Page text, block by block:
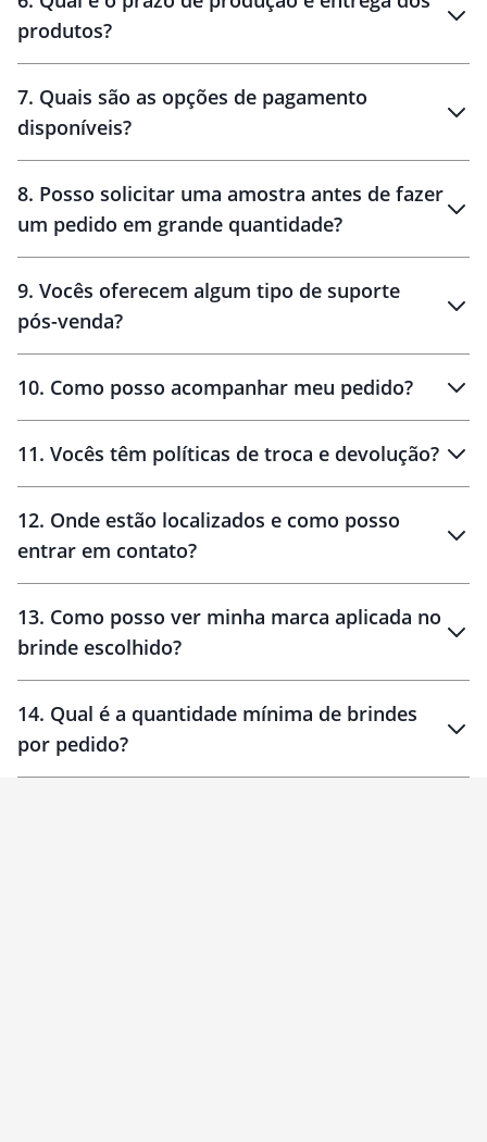
produtos?
10 dias
brinde
48 horas
7. Quais são as opções de pagamento
disponíveis?
8. Posso solicitar uma amostra antes de fazer
um pedido em grande quantidade?
amostras
9. Vocês oferecem algum tipo de suporte
pós-venda?
10. Como posso acompanhar meu pedido?
11. Vocês têm políticas de troca e devolução?
30 dias
12. Onde estão localizados e como posso
entrar em contato?
13. Como posso ver minha marca aplicada no
brinde escolhido?
14. Qual é a quantidade mínima de brindes
por pedido?